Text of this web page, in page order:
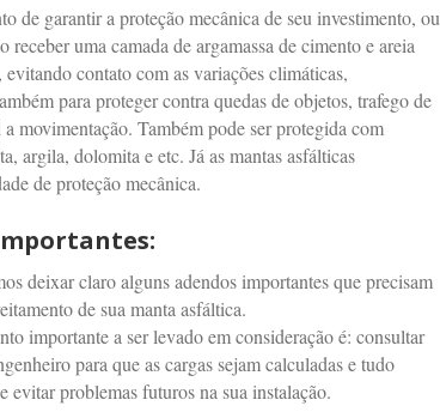
de garantir a proteção mecânica de seu investimento, ou
receber uma camada de argamassa de cimento e areia
contato com as variações climáticas,
para proteger contra quedas de objetos, trafego de
movimentação. Também pode ser protegida com
argila, dolomita e etc. Já as mantas asfálticas
de proteção mecânica.
deixar claro alguns adendos importantes que precisam
de sua manta asfáltica.
importante a ser levado em consideração é: consultar
para que as cargas sejam calculadas e tudo
evitar problemas futuros na sua instalação.